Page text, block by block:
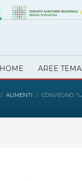
HOME AREE
ALIMENTI CONVEGNO: